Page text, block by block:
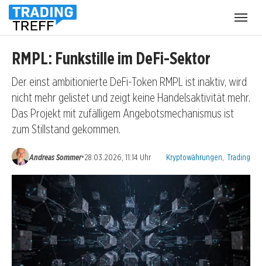
RMPL: Funkstille im DeFi-Sektor
Der einst ambitionierte DeFi-Token RMPL ist inaktiv, wird
nicht mehr gelistet und zeigt keine Handelsaktivität mehr.
Das Projekt mit zufälligem Angebotsmechanismus ist
zum Stillstand gekommen.
Andreas Sommer•28.03.2026, 11:14 Uhr Kategorien:
Kryptowährungen Trading